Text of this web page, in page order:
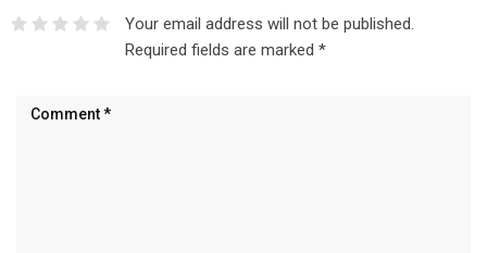
Your email address will not be published.
Required fields are marked *